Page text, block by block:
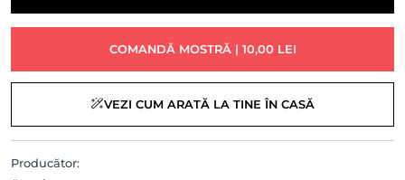
COMANDĂ MOSTRĂ | 10,00 LEI
VEZI CUM ARATĂ LA TINE ÎN CASĂ
Producător: